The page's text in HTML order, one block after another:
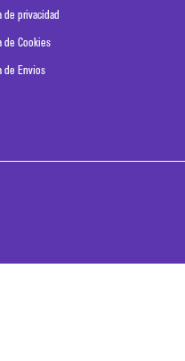
de privacidad
de Cookies
de Envíos